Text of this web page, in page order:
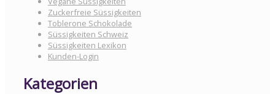
Zuckerfreie Süssigkeiten
Toblerone Schokolade
Süssigkeiten Schweiz
Süssigkeiten Lexikon
Kunden-Login
Kategorien